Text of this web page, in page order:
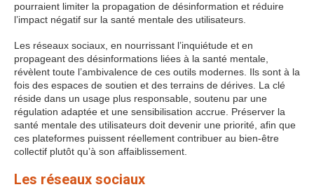
pourraient limiter la propagation de désinformation et réduire
l’impact négatif sur la santé mentale des utilisateurs.
Les réseaux sociaux, en nourrissant l’inquiétude et en
propageant des désinformations liées à la santé mentale,
révèlent toute l’ambivalence de ces outils modernes. Ils sont à la
fois des espaces de soutien et des terrains de dérives. La clé
réside dans un usage plus responsable, soutenu par une
régulation adaptée et une sensibilisation accrue. Préserver la
santé mentale des utilisateurs doit devenir une priorité, afin que
ces plateformes puissent réellement contribuer au bien-être
collectif plutôt qu’à son affaiblissement.
Les réseaux sociaux